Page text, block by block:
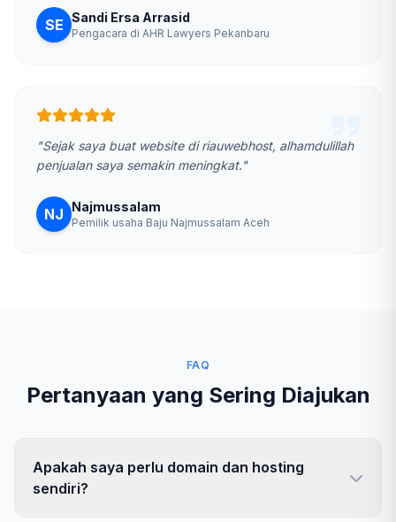
SE Sandi Ersa Arrasid
Pengacara di AHR Lawyers Pekanbaru
"Sejak saya buat website di riauwebhost, alhamdulillah
penjualan saya semakin meningkat."
NJ Najmussalam
Pemilik usaha Baju Najmussalam Aceh
FAQ
Pertanyaan yang Sering Diajukan
Apakah saya perlu domain dan hosting
sendiri?